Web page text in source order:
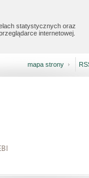
statystycznych oraz
internetowej.
mapa strony